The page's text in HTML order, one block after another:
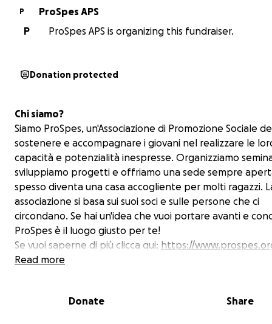
P
ProSpes APS
P
ProSpes APS is organizing this fundraiser.
Donation protected
Chi siamo?
Siamo ProSpes, un'Associazione di Promozione Sociale
sostenere e accompagnare i giovani nel realizzare le
capacità e potenzialità inespresse. Organizziamo
sviluppiamo progetti e offriamo una sede sempre
spesso diventa una casa accogliente per molti ragazzi.
associazione si basa sui suoi soci e sulle persone che ci
circondano. Se hai un'idea che vuoi portare avanti e
ProSpes è il luogo giusto per te!
Se vuoi saperne di più clicca qui: https://
ma spesso si concentra solo sulla massimizzazione del
Read more
Donate Share